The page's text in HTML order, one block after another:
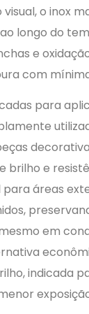
o inox
longo do
e
com
para
brilho e
para áreas
em
indicada